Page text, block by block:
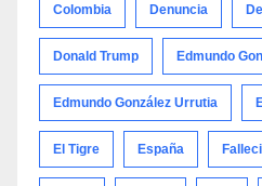
Colombia Denuncia
Donald Trump Edmundo
Edmundo González Urrutia
El Tigre España